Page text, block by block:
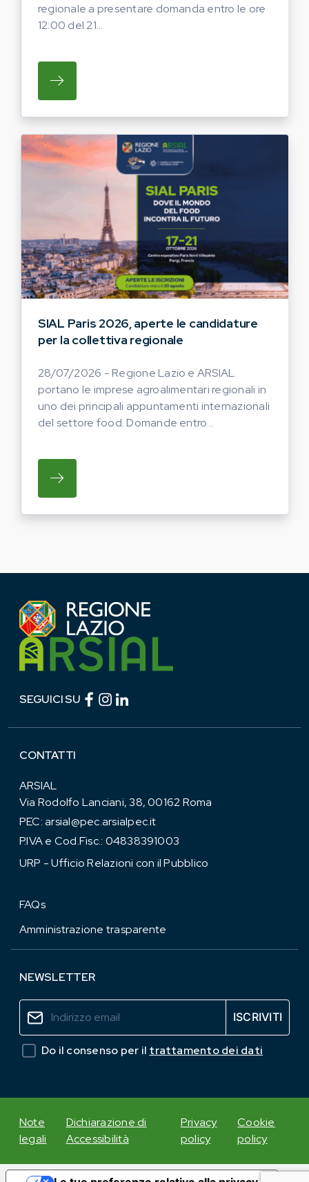
regionale a presentare domanda entro le ore
12:00 del 21...
SU REGIONE LAZIO E ARSIAL INVITANO
SIAL Paris 2026, aperte le candidature
per la collettiva regionale
28/07/2026 - Regione Lazio e ARSIAL
portano le imprese agroalimentari regionali in
uno dei principali appuntamenti internazionali
del settore food. Domande entro...
SU REGIONE LAZIO E ARSIAL PORTANO
SEGUICI SU Facebook (link esterno)
Instagram (link esterno)
CONTATTI
ARSIAL
Via Rodolfo Lanciani, 38, 00162 Roma
PEC:arsial@pec.arsialpec.it
P.IVA e Cod.Fisc.: 04838391003
URP - Ufficio Relazioni con il Pubblico
FAQs
Amministrazione trasparente
NEWSLETTER
Do il consenso per il trattamento dei dati
Note
legali
Dichiarazione di
Accessibilità
Privacy
policy
Cookie
policy